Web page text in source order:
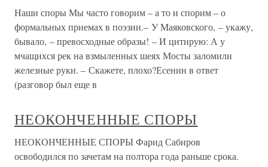
Наши споры Мы часто говорим – а то и спорим – о
формальных приемах в поэзии.– У Маяковского, – укажу,
бывало, – превосходные образы! – И цитирую: А у
мчащихся рек на взмыленных шеях Мосты заломили
железные руки. – Скажете, плохо?Есенин в ответ
(разговор был еще в
НЕОКОНЧЕННЫЕ СПОРЫ
НЕОКОНЧЕННЫЕ СПОРЫ Фарид Сабиров
освободился по зачетам на полтора года раньше срока.